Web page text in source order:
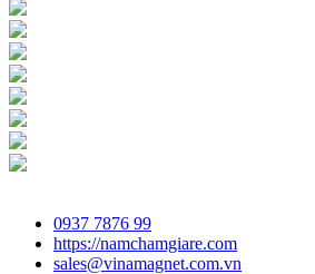
0937 7876 99
https://namchamgiare.com
sales@vinamagnet.com.vn